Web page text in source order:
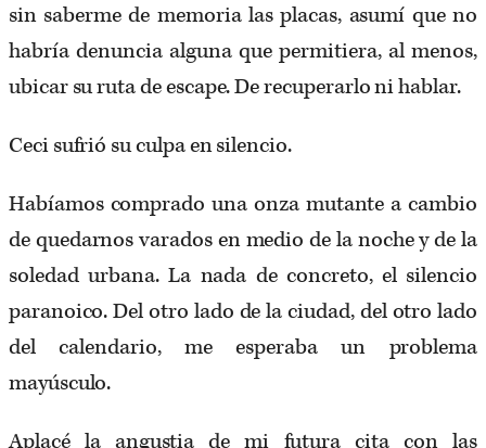
sin saberme de memoria las placas, asumí que no
habría denuncia alguna que permitiera, al menos,
ubicar su ruta de escape. De recuperarlo ni hablar.
Ceci sufrió su culpa en silencio.
Habíamos comprado una onza mutante a cambio
de quedarnos varados en medio de la noche y de la
soledad urbana. La nada de concreto, el silencio
paranoico. Del otro lado de la ciudad, del otro lado
del calendario, me esperaba un problema
mayúsculo.
Aplacé la angustia de mi futura cita con las